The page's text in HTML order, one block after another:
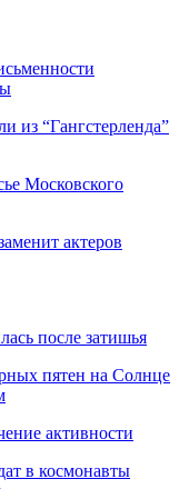
из “Гангстерленда”
Московского
актеров
после затишья
пятен на Солнце
активности
в космонавты